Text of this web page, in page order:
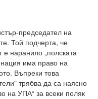
председател на
Той подчерта, че
е наранило „полската
нация има право на
Въпреки това
трябва да са наясно
на УПА“ за всеки поляк